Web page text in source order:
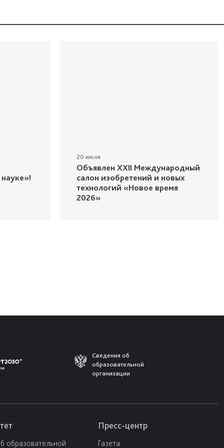
20 июля
Объявлен XXII Международный
салон изобретений и новых
технологий «Новое время
2026»
Сведения об
образовательной
организации
образовательной
Пресс-центр
Газета